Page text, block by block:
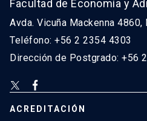
Facultad de Economía y
Avda. Vicuña Mackenna
Teléfono: +56 2 2354 4303
Dirección de Postgrado: +56
ACREDITACIÓN